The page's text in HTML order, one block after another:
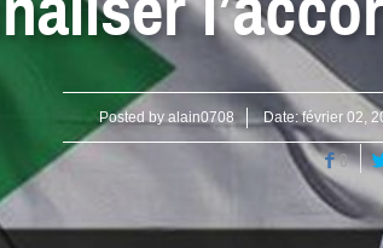
Posted by alain0708 Date:février 02,
0